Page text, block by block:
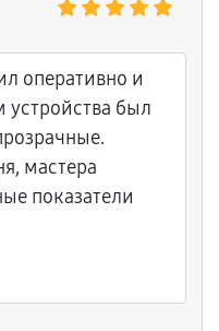
оперативно и
был
мастера
показатели